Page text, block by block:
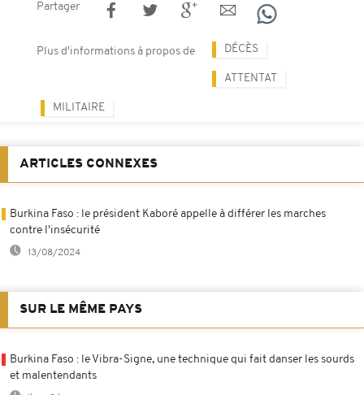
Partager
Plus d'informations à propos de DÉCÈS
ATTENTAT
MILITAIRE
ARTICLES CONNEXES
Burkina Faso : le président Kaboré appelle à différer les marches
contre l'insécurité
13/08/2024
SUR LE MÊME PAYS
Burkina Faso : le Vibra-Signe, une technique qui fait danser les sourds
et malentendants